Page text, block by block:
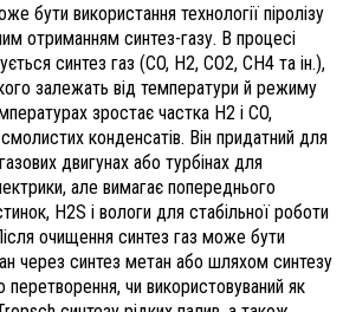
бути використання технології піролізу
отриманням синтез-газу. В процесі
синтез газ (CO, H2, CO2, CH4 та ін.),
залежать від температури й режиму
зростає частка H2 і CO,
конденсатів. Він придатний для
двигунах або турбінах для
але вимагає попереднього
H2S і вологи для стабільної роботи
очищення синтез газ може бути
через синтез метан або шляхом синтезу
чи використовуваний як